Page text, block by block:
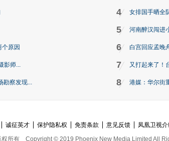
原因
影师...
勘察发现...
4 女排国手晒全
5 河南醉汉闯进
6 白宫回应孟晚
7 又打起来了！
8 港媒：华尔街
诚征英才 保护隐私权 免责条款 意见反馈 凤凰卫视介
权所有 Copyright © 2019 Phoenix New Media Limited All